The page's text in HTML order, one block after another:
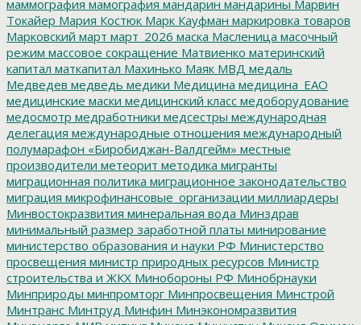
маммография мамография мандарин мандарины Марвин
Токайер Мария Костюк Марк Кауфман маркировка товаров
Марковский март март_2026 маска Масленица масочный
режим массовое сокращение Матвиенко материнский
капитал маткапитал Махинько Маяк МВД медаль
Медведев медведь медики Медицина медицина_ЕАО
медицинские маски медицинский класс медоборудование
медосмотр медработники медсестры международная
делегация международные отношения международный
полумарафон «Биробиджан-Валдгейм» местные
производители метеорит методика мигранты
миграционная политика миграционное законодательство
миграция микрофинансовые_организации миллиардеры
Минвостокразвития минеральная вода Минздрав
минимальный размер заработной платы минирование
министерство образования и науки РФ Министерство
просвещения министр природных ресурсов Министр
строительства и ЖКХ Минобороны РФ Минобрнауки
Минприроды минпромторг Минпросвещения Минстрой
Минтранс Минтруд Минфин Минэкономразвития